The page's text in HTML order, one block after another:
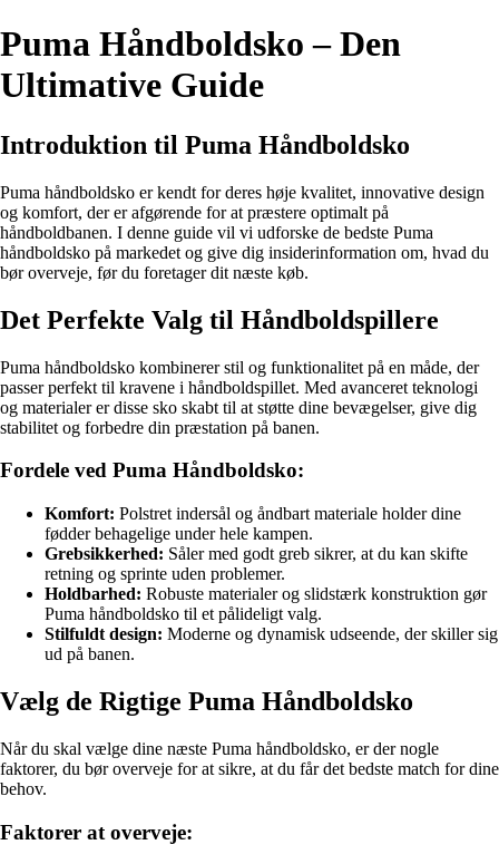
Puma Håndboldsko – Den
Ultimative Guide
Introduktion til Puma Håndboldsko
Puma håndboldsko er kendt for deres høje kvalitet, innovative design
og komfort, der er afgørende for at præstere optimalt på
håndboldbanen. I denne guide vil vi udforske de bedste Puma
håndboldsko på markedet og give dig insiderinformation om, hvad du
bør overveje, før du foretager dit næste køb.
Det Perfekte Valg til Håndboldspillere
Puma håndboldsko kombinerer stil og funktionalitet på en måde, der
passer perfekt til kravene i håndboldspillet. Med avanceret teknologi
og materialer er disse sko skabt til at støtte dine bevægelser, give dig
stabilitet og forbedre din præstation på banen.
Fordele ved Puma Håndboldsko:
Komfort: Polstret indersål og åndbart materiale holder dine
fødder behagelige under hele kampen.
Grebsikkerhed: Såler med godt greb sikrer, at du kan skifte
retning og sprinte uden problemer.
Holdbarhed: Robuste materialer og slidstærk konstruktion gør
Puma håndboldsko til et pålideligt valg.
Stilfuldt design: Moderne og dynamisk udseende, der skiller sig
ud på banen.
Vælg de Rigtige Puma Håndboldsko
Når du skal vælge dine næste Puma håndboldsko, er der nogle
faktorer, du bør overveje for at sikre, at du får det bedste match for dine
behov.
Faktorer at overveje: